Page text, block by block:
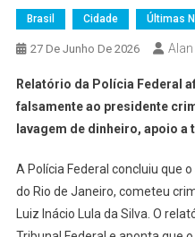
Brasil Cidade Últimas
27 De Junho De 2026 Alan
Relatório da Polícia Federal
falsamente ao presidente
lavagem de dinheiro, apoio
A Polícia Federal concluiu que
do Rio de Janeiro, cometeu
Luiz Inácio Lula da Silva. O